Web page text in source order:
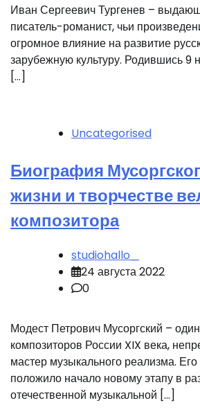
Иван Сергеевич Тургенев –
писатель-романист, чьи
огромное влияние на развитие
зарубежную культуру. Родившись 9
[…]
Uncategorised
Биография
жизни и творчестве
композитора
studiohallo_
24 августа 2022
0
Модест Петрович Мусоргский –
композиторов России XIX века,
мастер музыкального реализма. Его
положило начало новому этапу в
отечественной музыкальной […]